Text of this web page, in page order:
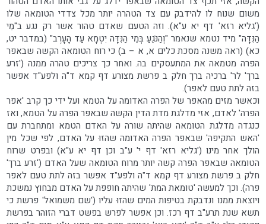
משום שנוח לו להידבק עם צד הטהרה יותר מכל צדדי הטומאה שלו
('גליא רזא' דף יא ע"א). וזה הטעם שאדם טהור אשר רק נגע ב"מֵי
הַנִּדָּה" מיד נטמא שנאמר "וְהַנֹּגֵעַ בְּמֵי הַנִּדָּה יִטְמָא עַד הָעָרֶב" (במדבר יט,
כא) (ראה משנה מסכת כלים א, א – ב) כי רוח הטומאה הקשה שבאפר
הפרה מטמאה את המתעסקים בה. ואחר כך צריכים טהרה ממנה ('זרע
ברך' לר' ברכיה ברך חלק ב פרשת מצורע דף קמא ד"ה ולפע"ד אפשר
בזה לתת טעם לאפר).
וכאשר מזים מהאפר של הפרה האדומה על הטמא ועל ידי כך קרב 'אפר
הפרה' לאדם, אזי מדלגת מדת הדין הקשה שבאפר הפרה על הטמא, ואז
כנגדה מדלגת הטומאה שהיתה שורה על האדם הטמא ומתחברת עם
'האש התקיפה' שבאפר הפרה האדומה שהזוּ על האדם, לפי שכל מין
הולך אחר מינו ('גליא רזא' דף י' ע"ב וכן דף יא ע"א) ובפרט שרוח
הטומאה שבאפר הפרה קשה יותר מרוח הטומאה שעל האדם ('זרע ברך'
חלק ב פרשת מצורע דף קמא ד"ה ולפע"ד אפשר בזה לתת טעם לאפר
פרה). וכך למעשה 'טומאת המת' שהיתה חופפת על האדם מבחוץ נמשכת
ויוצאת ממנו ונדבקת בטיפות המים שהזוּ עליו ('שם משמואל' פרשת כי
תשא שנת תרע"ב דף רכז. וכן אפשר לפרש בפשט דברי הזוהר בפרשת